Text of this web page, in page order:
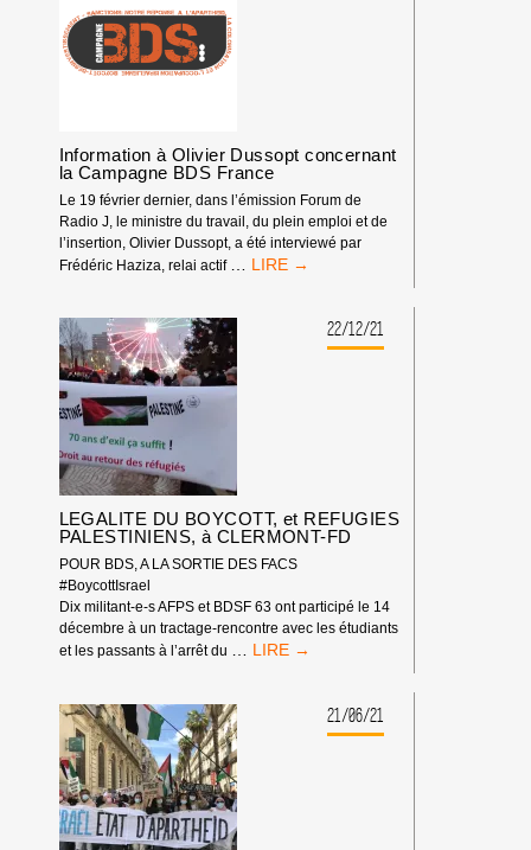
Information à Olivier Dussopt concernant
la Campagne BDS France
Le 19 février dernier, dans l’émission Forum de
Radio J, le ministre du travail, du plein emploi et de
l’insertion, Olivier Dussopt, a été interviewé par
Frédéric Haziza, relai actif … <STRONG>INFORMATION
CONCERNANT
22/12/21
LEGALITE DU BOYCOTT, et REFUGIES
PALESTINIENS, à CLERMONT-FD
POUR BDS, A LA SORTIE DES FACS
#BoycottIsrael
Dix militant-e-s AFPS et BDSF 63 ont participé le 14
décembre à un tractage-rencontre avec les étudiants
et les passants à l’arrêt du … LEGALITE
REFUGIES
21/06/21